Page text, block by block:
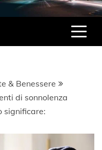
LIFELIVE
& Benessere
di sonnolenza
significare: